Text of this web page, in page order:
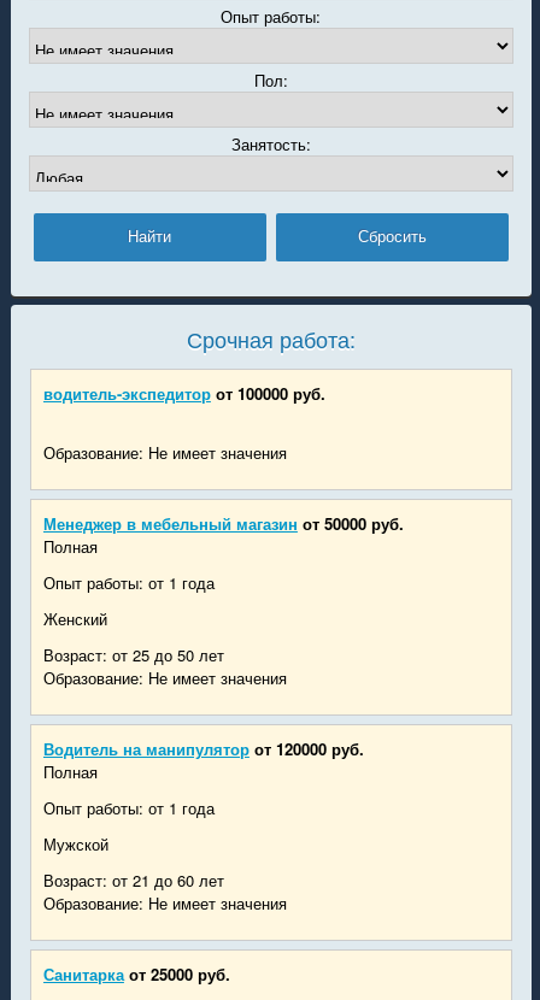
Опыт работы:
Пол:
Занятость:
Срочная работа:
водитель-экспедитор от 100000 руб.
Образование: Не имеет значения
Менеджер в мебельный магазин от 50000 руб.
Полная
Опыт работы: от 1 года
Женский
Возраст: от 25 до 50 лет
Образование: Не имеет значения
Водитель на манипулятор от 120000 руб.
Полная
Опыт работы: от 1 года
Мужской
Возраст: от 21 до 60 лет
Образование: Не имеет значения
Санитарка от 25000 руб.